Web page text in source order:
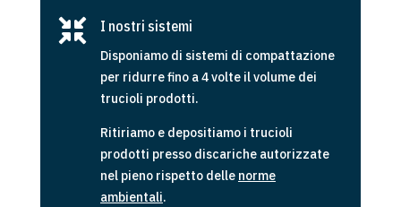
 I nostri sistemi
Disponiamo di sistemi di compattazione
per ridurre fino a 4 volte il volume dei
trucioli prodotti.
Ritiriamo e depositiamo i trucioli
prodotti presso discariche autorizzate
nel pieno rispetto delle norme
ambientali.